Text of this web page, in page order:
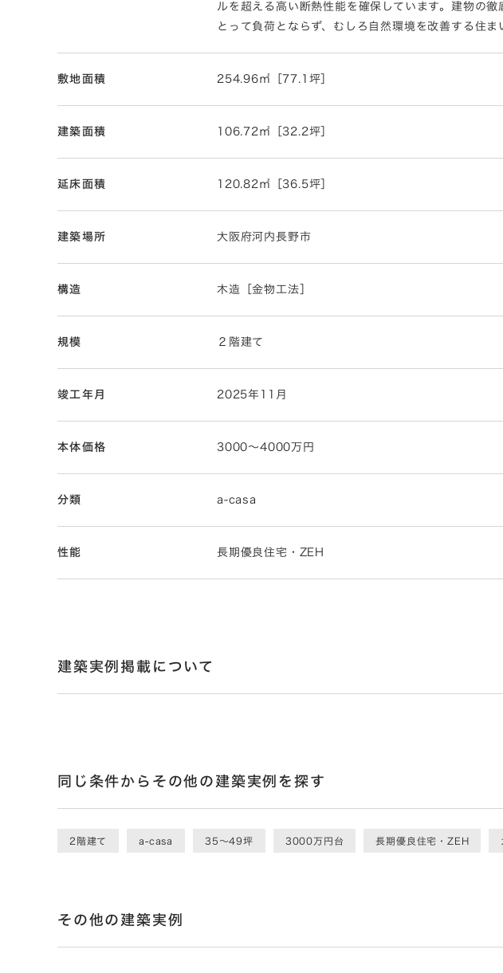
ルを超える高い断熱性能を確保しています。建物の
とって負荷とならず、むしろ自然環境を改善する住ま
敷地面積 254.96㎡［77.1坪］
建築面積 106.72㎡［32.2坪］
延床面積 120.82㎡［36.5坪］
建築場所 大阪府河内長野市
構造 木造［金物工法］
規模 ２階建て
竣工年月 2025年11月
本体価格 3000～4000万円
分類 a-casa
性能 長期優良住宅・ZEH
建築実例掲載について
同じ条件からその他の建築実例を探す
2階建て a-casa 35〜49坪 3000万円台 長期優良住宅・ZEH
その他の建築実例